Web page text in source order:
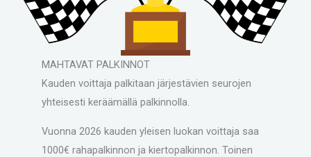
MAHTAVAT PALKINNOT
Kauden voittaja palkitaan järjestävien seurojen
yhteisesti keräämällä palkinnolla.
Vuonna 2026 kauden yleisen luokan voittaja saa
1000€ rahapalkinnon ja kiertopalkinnon. Toinen